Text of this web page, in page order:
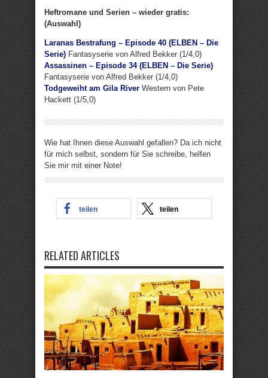
Heftromane und Serien – wieder gratis:
(Auswahl)
Laranas Bestrafung – Episode 40 (ELBEN – Die
Serie) Fantasyserie von Alfred Bekker (1/4,0)
Assassinen – Episode 34 (ELBEN – Die Serie)
Fantasyserie von Alfred Bekker (1/4,0)
Todgeweiht am Gila River Western von Pete
Hackett (1/5,0)
Wie hat Ihnen diese Auswahl gefallen? Da ich nicht
für mich selbst, sondern für Sie schreibe, helfen
Sie mir mit einer Note!
teilen teilen
RELATED ARTICLES